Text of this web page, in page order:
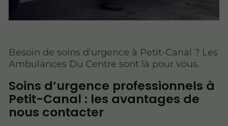
Besoin de soins d'urgence à Petit-Canal ? Les
Ambulances Du Centre sont là pour vous.
Soins d’urgence professionnels à
Petit-Canal : les avantages de
nous contacter